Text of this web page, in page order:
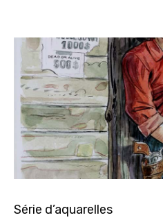
Série d’aquarelles